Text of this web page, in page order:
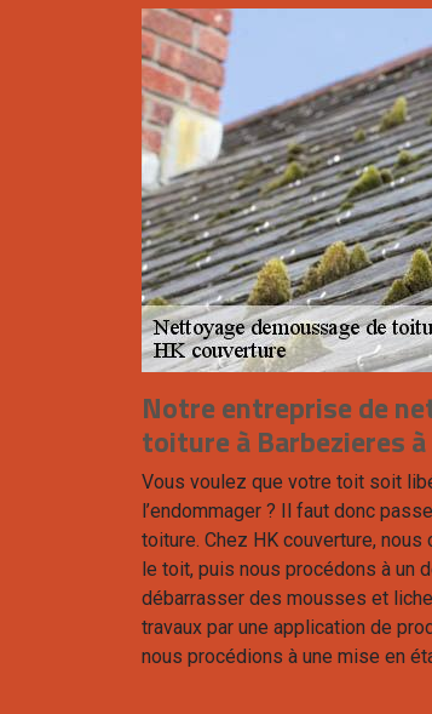
Notre entreprise de
toiture à Barbezieres
Vous voulez que votre toit soit
l’endommager ? Il faut donc
toiture. Chez HK couverture,
le toit, puis nous procédons à un
débarrasser des mousses et
travaux par une application de
nous procédions à une mise en